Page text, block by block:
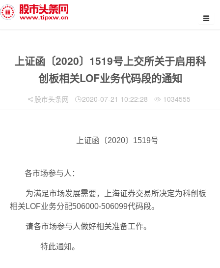
上证函〔2020〕1519号上交所关于启用科
创板相关LOF业务代码段的通知
股市头条网 2020-07-21 10:22:28 1034555
上证函〔2020〕1519号
各市场参与人：
为满足市场发展需要，上海证券交易所决定为科创板
相关LOF业务分配506000-506099代码段。
请各市场参与人做好相关准备工作。
特此通知。